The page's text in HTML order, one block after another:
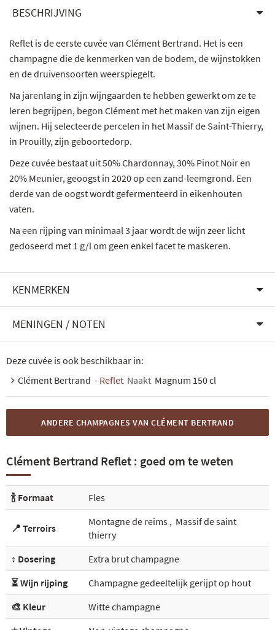
BESCHRIJVING
Reflet is de eerste cuvée van Clément Bertrand. Het is een
champagne die de kenmerken van de bodem, de wijnstokken
en de druivensoorten weerspiegelt.
Na jarenlang in zijn wijngaarden te hebben gewerkt om ze te
leren begrijpen, begon Clément met het maken van zijn eigen
wijnen. Hij selecteerde percelen in het Massif de Saint-Thierry,
in Prouilly, zijn geboortedorp.
Deze cuvée bestaat uit 50% Chardonnay, 30% Pinot Noir en
20% Meunier, geoogst in 2020 op een zand-leemgrond. Een
derde van de oogst wordt gefermenteerd in eikenhouten
vaten.
Na een rijping van minimaal 3 jaar wordt de wijn zeer licht
gedoseerd met 1 g/l om geen enkel facet te maskeren.
KENMERKEN
MENINGEN / NOTEN
Deze cuvée is ook beschikbaar in:
Clément Bertrand - Reflet Naakt Magnum 150 cl
ANDERE CHAMPAGNES VAN CLÉMENT BERTRAND
Clément Bertrand Reflet : goed om te weten
🍾 Formaat Fles
📍 Terroirs
Montagne de reims , Massif de saint
thierry
↕️ Dosering
Extra brut champagne
⏳ Wijn rijping
Champagne gedeeltelijk gerijpt op hout
🎨 Kleur
Witte champagne